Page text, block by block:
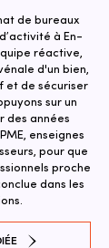
de bureaux
à En-
réactive,
d'un bien,
et de sécuriser
sur un
des années
enseignes
pour que
proche
dans les